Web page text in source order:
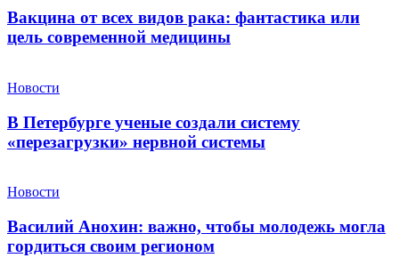
Вакцина от всех видов рака: фантастика или
цель современной медицины
Новости
В Петербурге ученые создали систему
«перезагрузки» нервной системы
Новости
Василий Анохин: важно, чтобы молодежь могла
гордиться своим регионом